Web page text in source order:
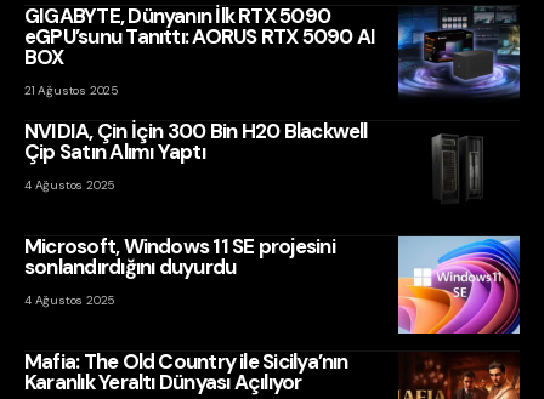
GIGABYTE, Dünyanın İlk RTX 5090
eGPU’sunu Tanıttı: AORUS RTX 5090 AI
BOX
21 Ağustos 2025
NVIDIA, Çin İçin 300 Bin H20 Blackwell
Çip Satın Alımı Yaptı
4 Ağustos 2025
Microsoft, Windows 11 SE projesini
sonlandırdığını duyurdu
4 Ağustos 2025
Mafia: The Old Country ile Sicilya’nın
Karanlık Yeraltı Dünyası Açılıyor